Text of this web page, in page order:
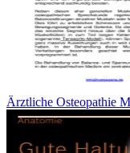
Ärztliche Osteopathie